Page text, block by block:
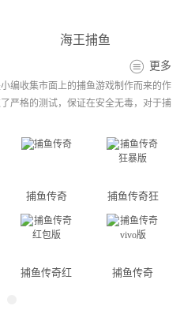
解操作方法之后再开始游戏。
低炮弹等级，玩家可以点击进行
钮，比如连续射击等。当然还
海王捕鱼
更多
编收集市面上的捕鱼游戏制作而来的作
严格的测试，保证在安全无毒，对于捕
捕鱼传奇
捕鱼传奇狂
捕鱼传奇红
捕鱼传奇